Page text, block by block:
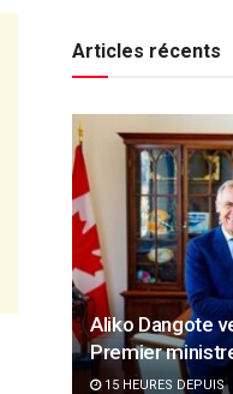
Articles récents
Aliko Dangote
Premier
15 HEURES DEPUIS